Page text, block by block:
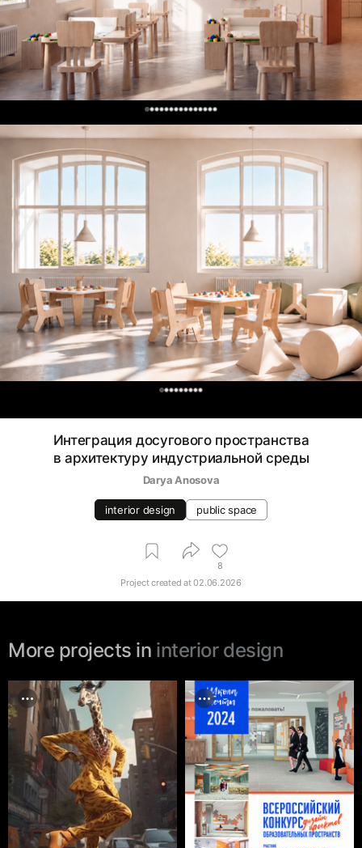
Интеграция досугового пространства
в архитектуру индустриальной среды
Darya Anosova
interior design public space
8
Project created at02.06.2026
More projects in interior design